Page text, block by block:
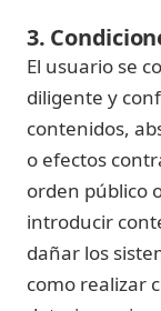
3.
El usuario se
diligente y
contenidos,
o efectos
orden público
introducir
dañar los
como realizar